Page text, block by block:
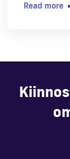
Read more